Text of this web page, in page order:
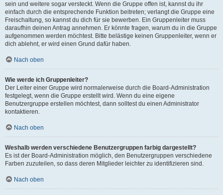
sein und weitere sogar versteckt. Wenn die Gruppe offen ist, kannst du ihr
einfach durch die entsprechende Funktion beitreten; verlangt die Gruppe eine
Freischaltung, so kannst du dich für sie bewerben. Ein Gruppenleiter muss
daraufhin deinen Antrag annehmen. Er könnte fragen, warum du in die Gruppe
aufgenommen werden möchtest. Bitte belästige keinen Gruppenleiter, wenn er
dich ablehnt, er wird einen Grund dafür haben.
Nach oben
Wie werde ich Gruppenleiter?
Der Leiter einer Gruppe wird normalerweise durch die Board-Administration
festgelegt, wenn die Gruppe erstellt wird. Wenn du eine eigene
Benutzergruppe erstellen möchtest, dann solltest du einen Administrator
kontaktieren.
Nach oben
Weshalb werden verschiedene Benutzergruppen farbig dargestellt?
Es ist der Board-Administration möglich, den Benutzergruppen verschiedene
Farben zuzuteilen, so dass deren Mitglieder leichter zu identifizieren sind.
Nach oben